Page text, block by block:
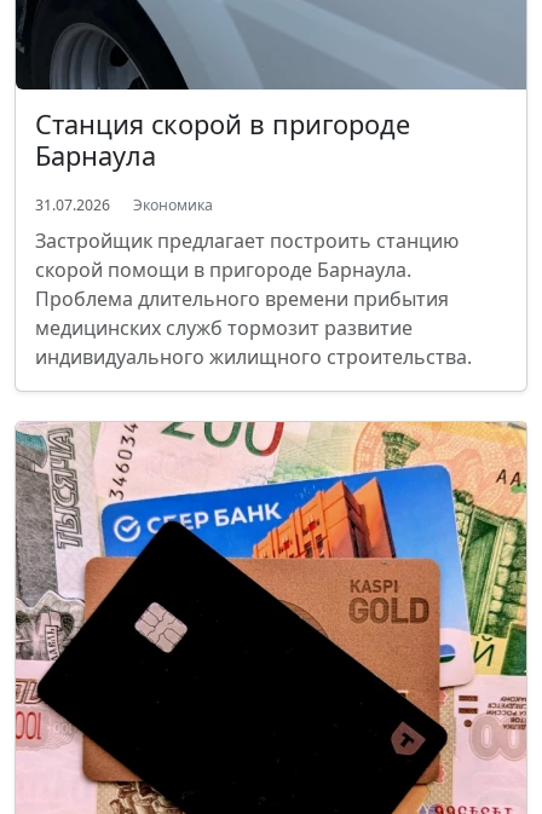
Станция скорой в пригороде
Барнаула
31.07.2026 Экономика
Застройщик предлагает построить станцию
скорой помощи в пригороде Барнаула.
Проблема длительного времени прибытия
медицинских служб тормозит развитие
индивидуального жилищного строительства.